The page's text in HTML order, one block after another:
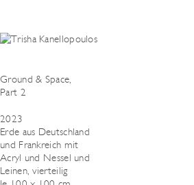
Ground & Space,
Part 2
2023
Erde aus Deutschland
und Frankreich mit
Acryl und Nessel und
Leinen, vierteilig